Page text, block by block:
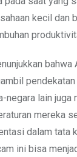
kecil dan
bahwa
negara lain juga
mereka
dalam tata
ini bisa